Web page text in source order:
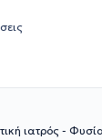
ιατρός -